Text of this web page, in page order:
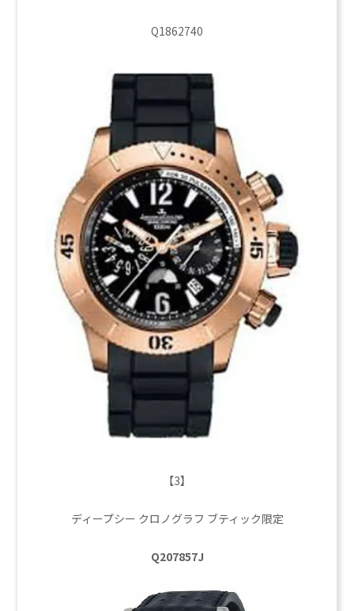
Q1862740
【3】
ディープシー クロノグラフ ブティック限定
Q207857J